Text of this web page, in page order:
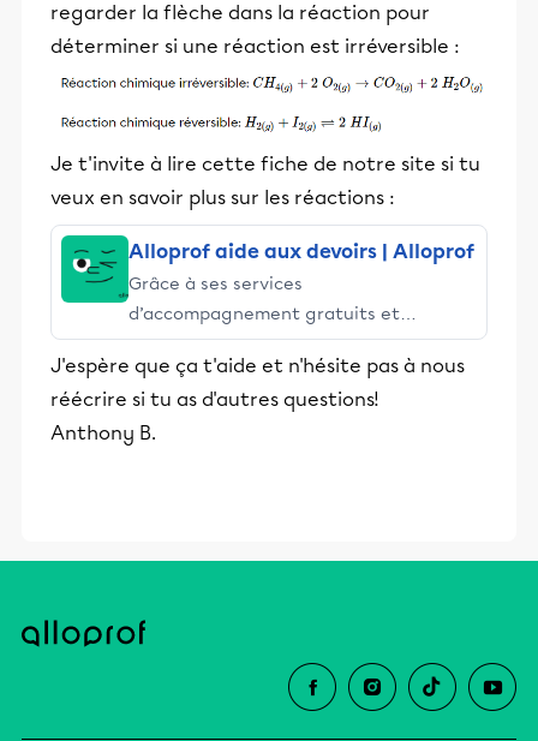
regarder la flèche dans la réaction pour
déterminer si une réaction est irréversible :
Je t'invite à lire cette fiche de notre site si tu
veux en savoir plus sur les réactions :
Alloprof aide aux devoirs | Alloprof
Grâce à ses services
d’accompagnement gratuits et
stimulants, Alloprof engage les élèves
et leurs parents dans la réussite
éducative.
J'espère que ça t'aide et n'hésite pas à nous
réécrire si tu as d'autres questions!
Anthony B.